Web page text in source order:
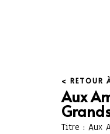
< RETOUR
Aux
Titre : Aux